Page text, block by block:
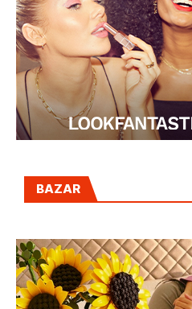
BAZAR